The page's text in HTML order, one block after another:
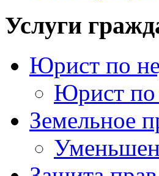
Услуги
Юрист по
Юрист по
Земельное